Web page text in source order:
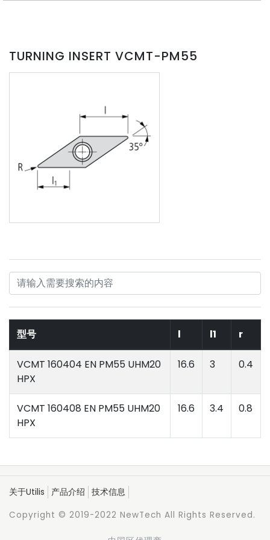
TURNING INSERT VCMT-PM55
型号 l l1 r
VCMT 160404 EN PM55 UHM20
HPX
16.6 3 0.4
VCMT 160408 EN PM55 UHM20
HPX
16.6 3.4 0.8
关于Utilis 产品介绍 技术信息
Copyright © 2019-2022 NewTech All Rights Reserved.